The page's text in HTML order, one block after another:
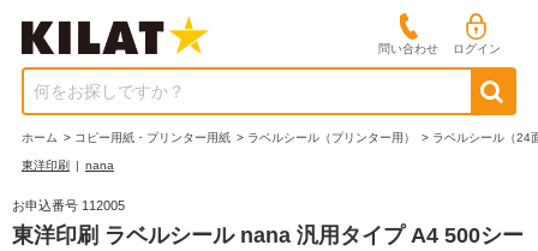
問い合わせ ログイン
何をお探しですか？
ホーム > コピー用紙・プリンター用紙 > ラベルシール（プリンター用） > ラベルシール（24
東洋印刷 | nana
お申込番号 112005
東洋印刷 ラベルシール nana 汎用タイプ A4 500シー